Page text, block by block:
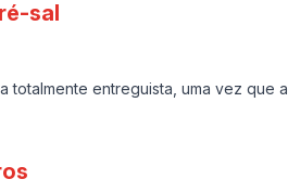
sal
totalmente entreguista, uma vez que a